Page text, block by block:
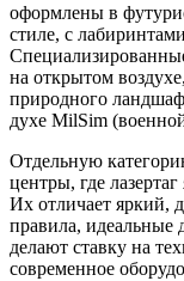
оформлены в
стиле, с
на открытом
природного
духе MilSim
Отдельную
центры, где
Их отличает яркий,
правила, идеальные
делают ставку на
современное